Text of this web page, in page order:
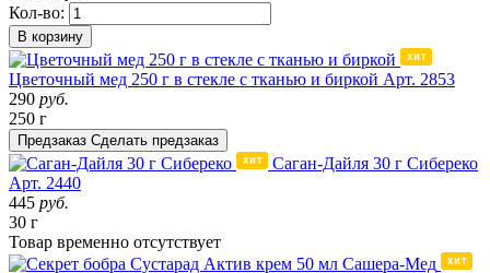
Кол-во:
В корзину
Цветочный мед 250 г в стекле с тканью и биркой Арт. 2853
290 руб.
250 г
Предзаказ Сделать предзаказ
Саган-Дайля 30 г Сибереко
Арт. 2440
445 руб.
30 г
Товар временно отсутствует